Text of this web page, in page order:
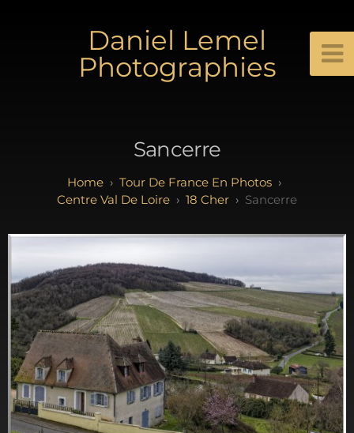
Daniel Lemel
Photographies
Sancerre
Tour De France En Photos
Centre Val De Loire
18 Cher Sancerre